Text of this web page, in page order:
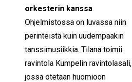
orkesterin kanssa.
Ohjelmistossa on luvassa niin
perinteistä kuin uudempaakin
tanssimusiikkia. Tilana toimii
ravintola Kumpelin ravintolasali,
jossa otetaan huomioon